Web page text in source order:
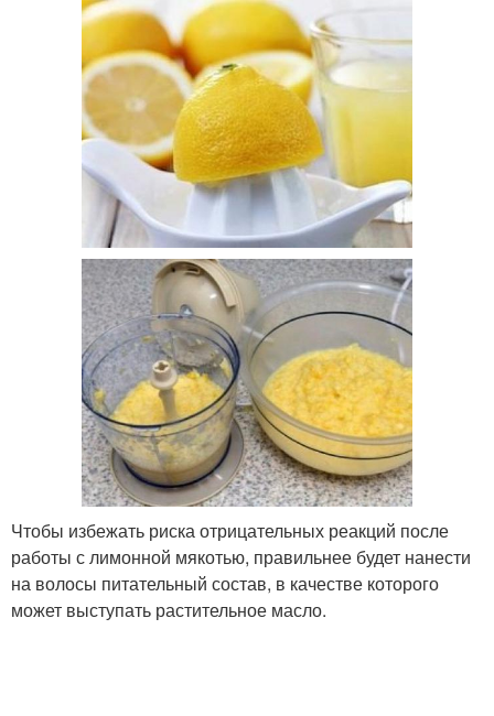
Чтобы избежать риска отрицательных реакций после
работы с лимонной мякотью, правильнее будет нанести
на волосы питательный состав, в качестве которого
может выступать растительное масло.